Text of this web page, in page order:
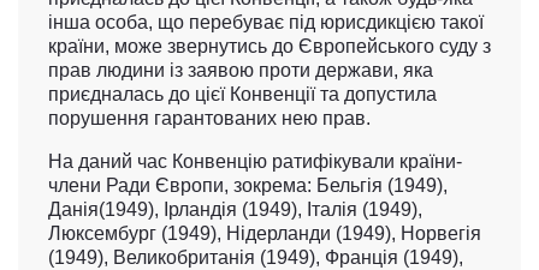
інша особа, що перебуває під юрисдикцією такої
країни, може звернутись до Європейського суду з
прав людини із заявою проти держави, яка
приєдналась до цієї Конвенції та допустила
порушення гарантованих нею прав.
На даний час Конвенцію ратифікували країни-
члени Ради Європи, зокрема: Бельгія (1949),
Данія(1949), Ірландія (1949), Італія (1949),
Люксембург (1949), Нідерланди (1949), Норвегія
(1949), Великобританія (1949), Франція (1949),